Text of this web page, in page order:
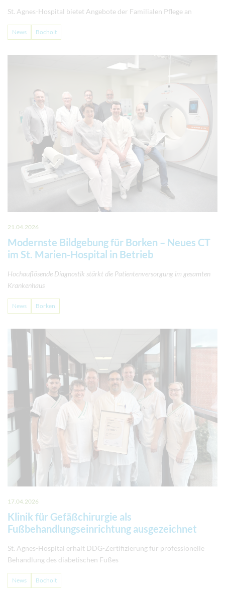
St. Agnes-Hospital bietet Angebote der Familialen Pflege an
News Bocholt
21.04.2026
Modernste Bildgebung für Borken – Neues CT
im St. Marien-Hospital in Betrieb
Hochauflösende Diagnostik stärkt die Patientenversorgung im gesamten
Krankenhaus
News Borken
17.04.2026
Klinik für Gefäßchirurgie als
Fußbehandlungseinrichtung ausgezeichnet
St. Agnes-Hospital erhält DDG-Zertifizierung für professionelle
Behandlung des diabetischen Fußes
News Bocholt